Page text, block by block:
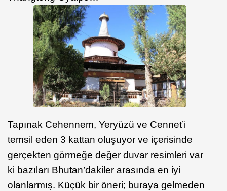
Tapınak Cehennem, Yeryüzü ve Cennet’i
temsil eden 3 kattan oluşuyor ve içerisinde
gerçekten görmeğe değer duvar resimleri var
ki bazıları Bhutan’dakiler arasında en iyi
olanlarmış. Küçük bir öneri; buraya gelmeden